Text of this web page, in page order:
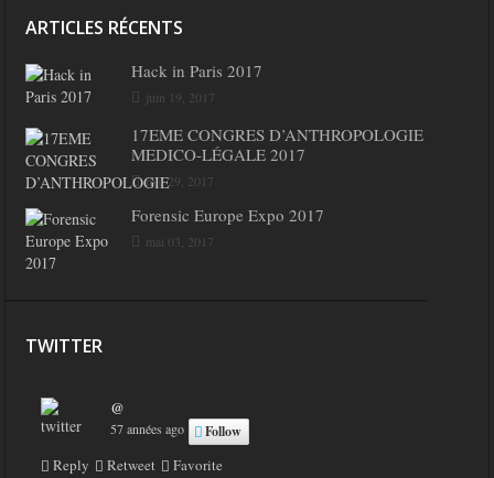
ARTICLES RÉCENTS
Hack in Paris 2017
juin 19, 2017
17EME CONGRES D’ANTHROPOLOGIE
MEDICO-LÉGALE 2017
mai 29, 2017
Forensic Europe Expo 2017
mai 03, 2017
TWITTER
@
57 années ago Follow
Reply Retweet Favorite